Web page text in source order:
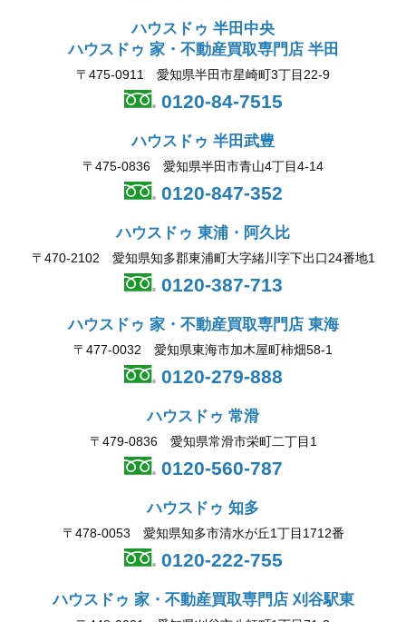
ハウスドゥ 半田中央
ハウスドゥ 家・不動産買取専門店 半田
〒475-0911 愛知県半田市星崎町3丁目22-9
0120-84-7515
ハウスドゥ 半田武豊
〒475-0836 愛知県半田市青山4丁目4-14
0120-847-352
ハウスドゥ 東浦・阿久比
〒470-2102 愛知県知多郡東浦町大字緒川字下出口24番地1
0120-387-713
ハウスドゥ 家・不動産買取専門店 東海
〒477-0032 愛知県東海市加木屋町柿畑58-1
0120-279-888
ハウスドゥ 常滑
〒479-0836 愛知県常滑市栄町二丁目1
0120-560-787
ハウスドゥ 知多
〒478-0053 愛知県知多市清水が丘1丁目1712番
0120-222-755
ハウスドゥ 家・不動産買取専門店 刈谷駅東